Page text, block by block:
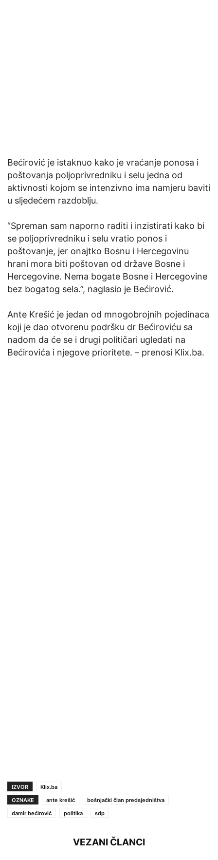
Bećirović je istaknuo kako je vraćanje ponosa i
poštovanja poljoprivredniku i selu jedna od
aktivnosti kojom se intenzivno ima namjeru baviti
u sljedećem razdoblju.
“Spreman sam naporno raditi i inzistirati kako bi
se poljoprivredniku i selu vratio ponos i
poštovanje, jer onajtko Bosnu i Hercegovinu
hrani mora biti poštovan od države Bosne i
Hercegovine. Nema bogate Bosne i Hercegovine
bez bogatog sela.”, naglasio je Bećirović.
Ante Krešić je jedan od mnogobrojnih pojedinaca
koji je dao otvorenu podršku dr Bećiroviću sa
nadom da će se i drugi političari ugledati na
Bećirovića i njegove prioritete. – prenosi Klix.ba.
IZVOR
Klix.ba
OZNAKE
ante krešić
bošnjački član predsjedništva
damir bećirović
politika sdp
VEZANI ČLANCI